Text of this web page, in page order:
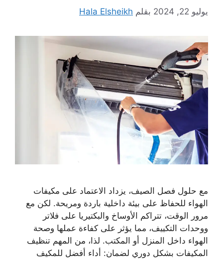
يوليو 22, 2024 بقلم Hala Elsheikh
مع حلول فصل الصيف، يزداد الاعتماد على مكيفات
الهواء للحفاظ على بيئة داخلية باردة ومريحة. لكن مع
مرور الوقت، تتراكم الأوساخ والبكتيريا على فلاتر
ووحدات التكييف، مما يؤثر على كفاءة عملها وصحة
الهواء داخل المنزل أو المكتب. لذا، من المهم تنظيف
المكيفات بشكل دوري لضمان: أداء أفضل للمكيف